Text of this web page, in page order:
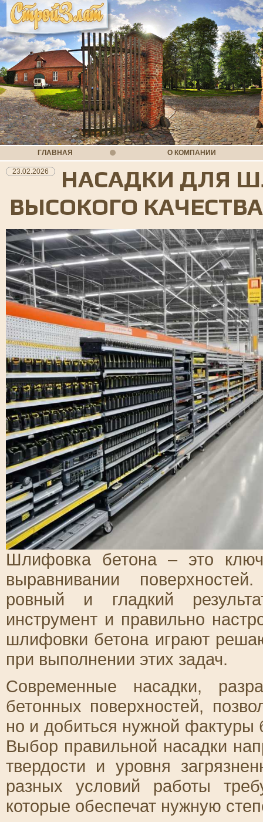
ГЛАВНАЯ О КОМПАНИИ
23.02.2026
НАСАДКИ ДЛЯ
ВЫСОКОГО КАЧЕСТВА
Шлифовка бетона – это
выравнивании
ровный и гладкий
инструмент и правильно
шлифовки бетона играют
при выполнении этих задач.
Современные насадки,
бетонных поверхностей,
но и добиться нужной фактуры
Выбор правильной насадки
твердости и уровня
разных условий работы
которые обеспечат нужную